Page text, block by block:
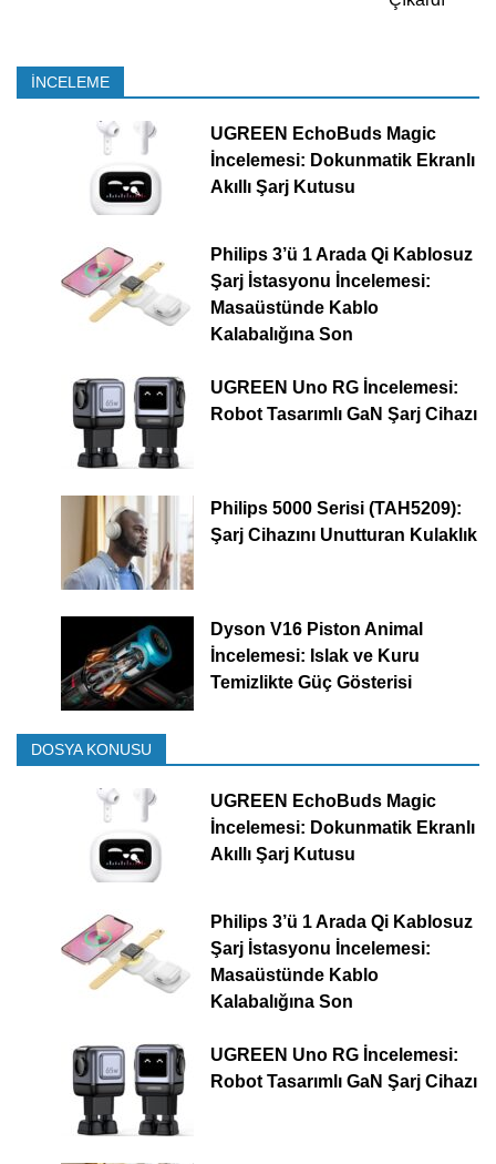
İNCELEME
UGREEN EchoBuds Magic
İncelemesi: Dokunmatik Ekranlı
Akıllı Şarj Kutusu
Philips 3’ü 1 Arada Qi Kablosuz
Şarj İstasyonu İncelemesi:
Masaüstünde Kablo
Kalabalığına Son
UGREEN Uno RG İncelemesi:
Robot Tasarımlı GaN Şarj Cihazı
Philips 5000 Serisi (TAH5209):
Şarj Cihazını Unutturan Kulaklık
Dyson V16 Piston Animal
İncelemesi: Islak ve Kuru
Temizlikte Güç Gösterisi
DOSYA KONUSU
UGREEN EchoBuds Magic
İncelemesi: Dokunmatik Ekranlı
Akıllı Şarj Kutusu
Philips 3’ü 1 Arada Qi Kablosuz
Şarj İstasyonu İncelemesi:
Masaüstünde Kablo
Kalabalığına Son
UGREEN Uno RG İncelemesi:
Robot Tasarımlı GaN Şarj Cihazı